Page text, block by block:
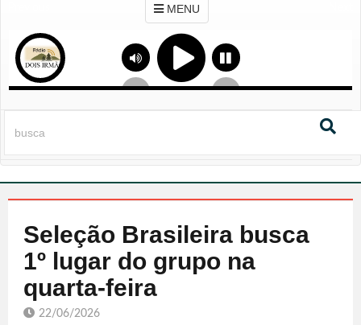
MENU
Seleção Brasileira busca
1º lugar do grupo na
quarta-feira
22/06/2026